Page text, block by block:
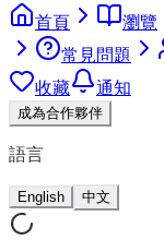
首頁 瀏覽
常見問題
收藏
通知
成為合作夥伴
語言
English 中文